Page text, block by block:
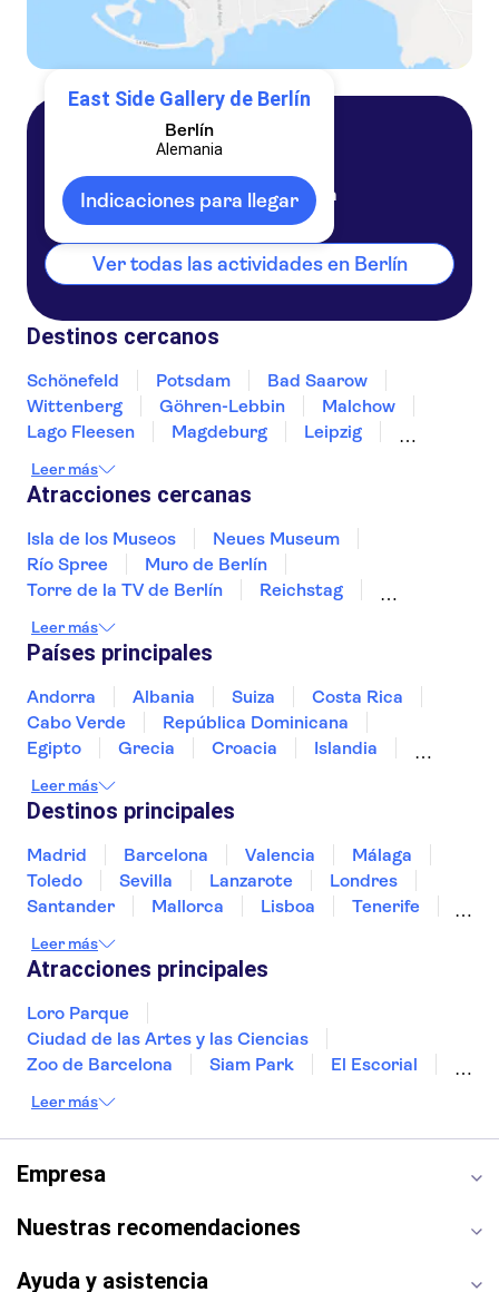
East Side Gallery de Berlín
Berlín
Alemania
Indicaciones para llegar
Berlín
Alemania
Ver todas las actividades en Berlín
Destinos cercanos
Schönefeld Potsdam
Bad Saarow
Wittenberg
Göhren-Lebbin
Malchow
Lago Fleesen
Magdeburg
Leipzig
Wolfsburgo
Leer más
Atracciones cercanas
Isla de los Museos
Neues Museum
Río Spree
Muro de Berlín
Torre de la TV de Berlín
Reichstag
Museo de la RDA en Berlín
Museo de Pérgamo
Puerto de Hamburgo
East Berlin St Pauli
Leer más
Países principales
Andorra Albania Suiza
Costa Rica
Cabo Verde
República Dominicana
Egipto
Grecia Croacia
Islandia
México
Noruega
Túnez
Turquía
Leer más
Destinos principales
Madrid Barcelona Valencia
Málaga
Toledo
Sevilla Lanzarote
Londres
Santander
Mallorca Lisboa
Tenerife
Bilbao
Menorca Granada
Alicante
Leer más
Atracciones principales
Loro Parque
Ciudad de las Artes y las Ciencias
Zoo de Barcelona
Siam Park
El Escorial
Cueva de Nerja
Capilla Sixtina
Montserrat
Museo del Louvre
Casa Batlló
Estadio Santiago Bernabéu
Alhambra
Leer más
Empresa
Nuestras recomendaciones
Ayuda y asistencia